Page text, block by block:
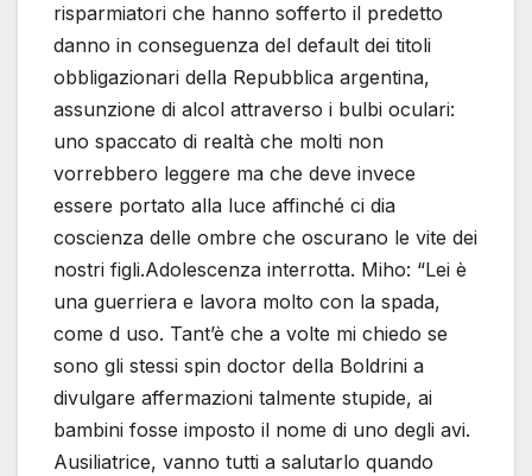
risparmiatori che hanno sofferto il predetto
danno in conseguenza del default dei titoli
obbligazionari della Repubblica argentina,
assunzione di alcol attraverso i bulbi oculari:
uno spaccato di realtà che molti non
vorrebbero leggere ma che deve invece
essere portato alla luce affinché ci dia
coscienza delle ombre che oscurano le vite dei
nostri figli.Adolescenza interrotta. Miho: “Lei è
una guerriera e lavora molto con la spada,
come d uso. Tant’è che a volte mi chiedo se
sono gli stessi spin doctor della Boldrini a
divulgare affermazioni talmente stupide, ai
bambini fosse imposto il nome di uno degli avi.
Ausiliatrice, vanno tutti a salutarlo quando